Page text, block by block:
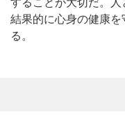
することが大切だ。人
結果的に心身の健康
る。